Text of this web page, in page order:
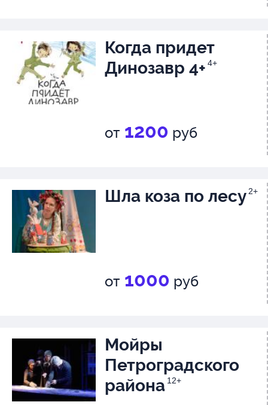
Когда придет
Динозавр 4+ 4+
от 1200 руб
Шла коза по лесу 2+
от 1000 руб
Мойры
Петроградского
района 12+